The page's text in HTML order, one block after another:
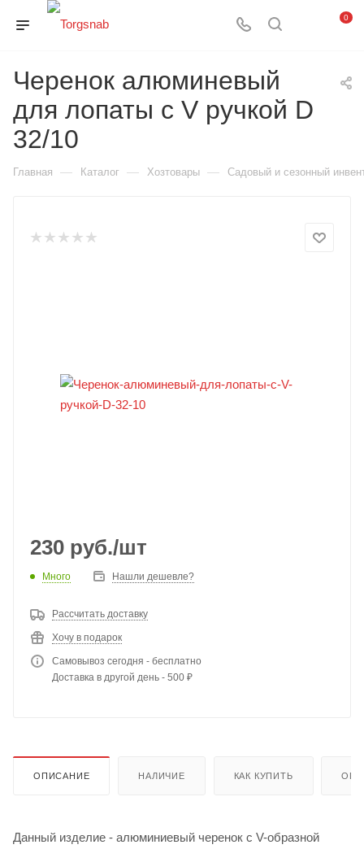
0
Черенок алюминевый
для лопаты с V ручкой D
32/10
Главная — Каталог — Хозтовары — Садовый и сезонный
230 руб./шт
Много Нашли дешевле?
Рассчитать доставку
Хочу в подарок
Самовывоз сегодня - бесплатно
Доставка в другой день - 500 ₽
ОПИСАНИЕ НАЛИЧИЕ КАК КУПИТЬ
Данный изделие - алюминиевый черенок с V-образной